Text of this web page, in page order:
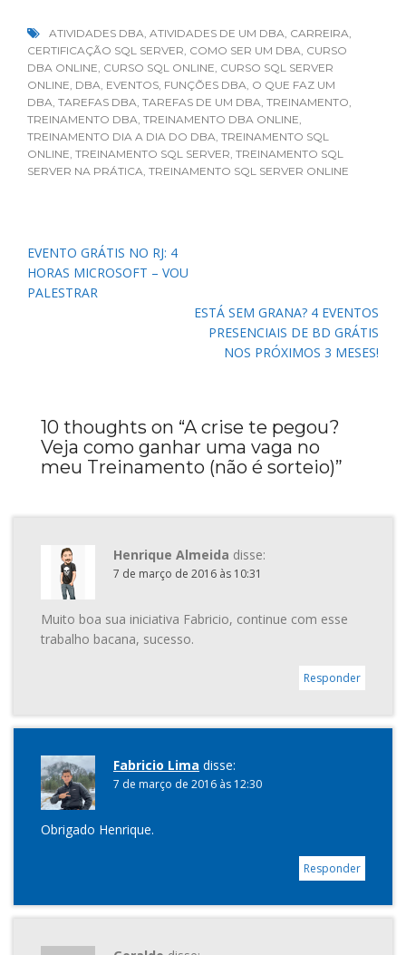
ATIVIDADES DBA, ATIVIDADES DE UM DBA, CARREIRA,
CERTIFICAÇÃO SQL SERVER, COMO SER UM DBA, CURSO
DBA ONLINE, CURSO SQL ONLINE, CURSO SQL SERVER
ONLINE, DBA, EVENTOS, FUNÇÕES DBA, O QUE FAZ UM
DBA, TAREFAS DBA, TAREFAS DE UM DBA, TREINAMENTO,
TREINAMENTO DBA, TREINAMENTO DBA ONLINE,
TREINAMENTO DIA A DIA DO DBA, TREINAMENTO SQL
ONLINE, TREINAMENTO SQL SERVER, TREINAMENTO SQL
SERVER NA PRÁTICA, TREINAMENTO SQL SERVER ONLINE
Navegação
de
Post
EVENTO GRÁTIS NO RJ: 4
HORAS MICROSOFT – VOU
PALESTRAR
ESTÁ SEM GRANA? 4 EVENTOS
PRESENCIAIS DE BD GRÁTIS
NOS PRÓXIMOS 3 MESES!
10 thoughts on “A crise te pegou?
Veja como ganhar uma vaga no
meu Treinamento (não é sorteio)”
Henrique Almeida disse:
7 de março de 2016 às 10:31
Muito boa sua iniciativa Fabricio, continue com esse
trabalho bacana, sucesso.
Responder
Fabricio Lima disse:
7 de março de 2016 às 12:30
Obrigado Henrique.
Responder